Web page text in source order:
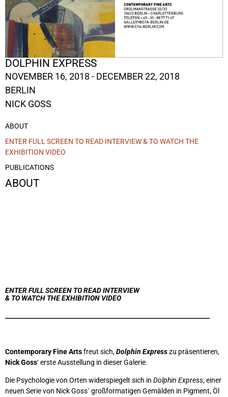
DOLPHIN EXPRESS
NOVEMBER 16, 2018 - DECEMBER 22, 2018
BERLIN
NICK GOSS
ABOUT
ENTER FULL SCREEN TO READ INTERVIEW & TO WATCH THE
EXHIBITION VIDEO
PUBLICATIONS
ABOUT
ENTER FULL SCREEN TO READ INTERVIEW
& TO WATCH THE EXHIBITION VIDEO
Contemporary Fine Artsfreut sich,Dolphin Expresszu präsentieren,
Nick Goss‘ erste Ausstellung in dieser Galerie.
Die Psychologie von Orten widerspiegelt sich in Dolphin Express, einer
neuen Serie von Nick Goss´ großformatigen Gemälden in Pigment, Öl